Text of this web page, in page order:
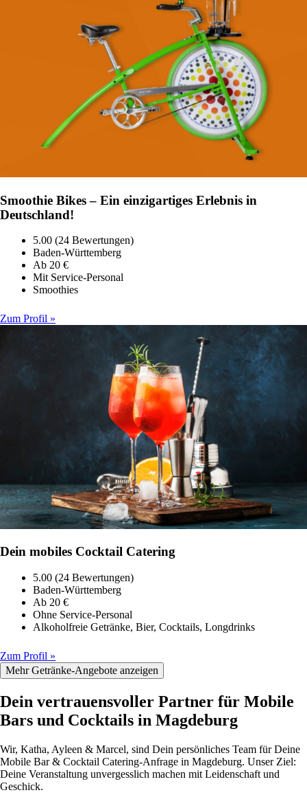
Smoothie Bikes – Ein einzigartiges Erlebnis in
Deutschland!
5.00 (24 Bewertungen)
Baden-Württemberg
Ab 20 €
Mit Service-Personal
Smoothies
Zum Profil »
Dein mobiles Cocktail Catering
5.00 (24 Bewertungen)
Baden-Württemberg
Ab 20 €
Ohne Service-Personal
Alkoholfreie Getränke, Bier, Cocktails, Longdrinks
Zum Profil »
Mehr Getränke-Angebote anzeigen
Dein vertrauensvoller Partner für Mobile
Bars und Cocktails in Magdeburg
Wir, Katha, Ayleen & Marcel, sind Dein persönliches Team für Deine
Mobile Bar & Cocktail Catering-Anfrage in Magdeburg. Unser Ziel:
Deine Veranstaltung unvergesslich machen mit Leidenschaft und
Geschick.